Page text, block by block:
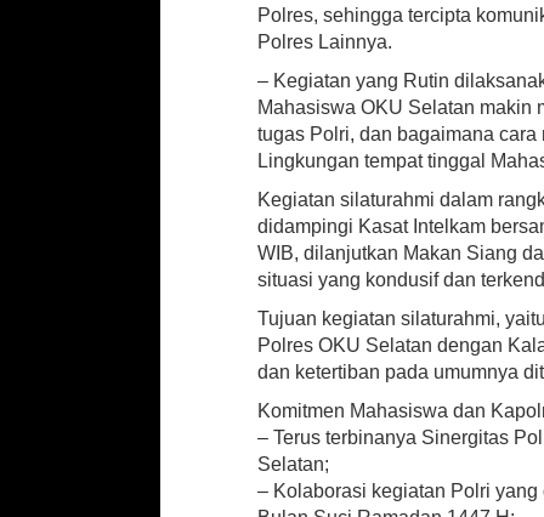
Polres, sehingga tercipta
Polres Lainnya.
– Kegiatan yang Rutin
Mahasiswa OKU Selatan makin
tugas Polri, dan bagaimana
Lingkungan tempat tinggal
Kegiatan silaturahmi dalam
didampingi Kasat Intelkam
WIB, dilanjutkan Makan Siang
situasi yang kondusif dan
Tujuan kegiatan silaturahmi,
Polres OKU Selatan dengan
dan ketertiban pada umumnya
Komitmen Mahasiswa dan
– Terus terbinanya Sinergitas
Selatan;
– Kolaborasi kegiatan Polri